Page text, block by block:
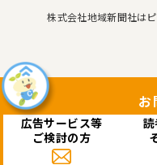
株式会社地域新聞社は
Copyright© 株式会
このサイトはreCAPTCHAによって
お
広告サービス等
ご検討の方